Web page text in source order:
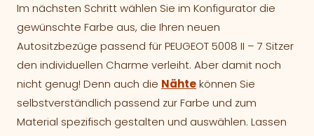
Im nächsten Schritt wählen Sie im Konfigurator die
gewünschte Farbe aus, die Ihren neuen
Autositzbezüge passend für PEUGEOT 5008 II – 7 Sitzer
den individuellen Charme verleiht. Aber damit noch
nicht genug! Denn auch die Nähtekönnen Sie
selbstverständlich passend zur Farbe und zum
Material spezifisch gestalten und auswählen. Lassen